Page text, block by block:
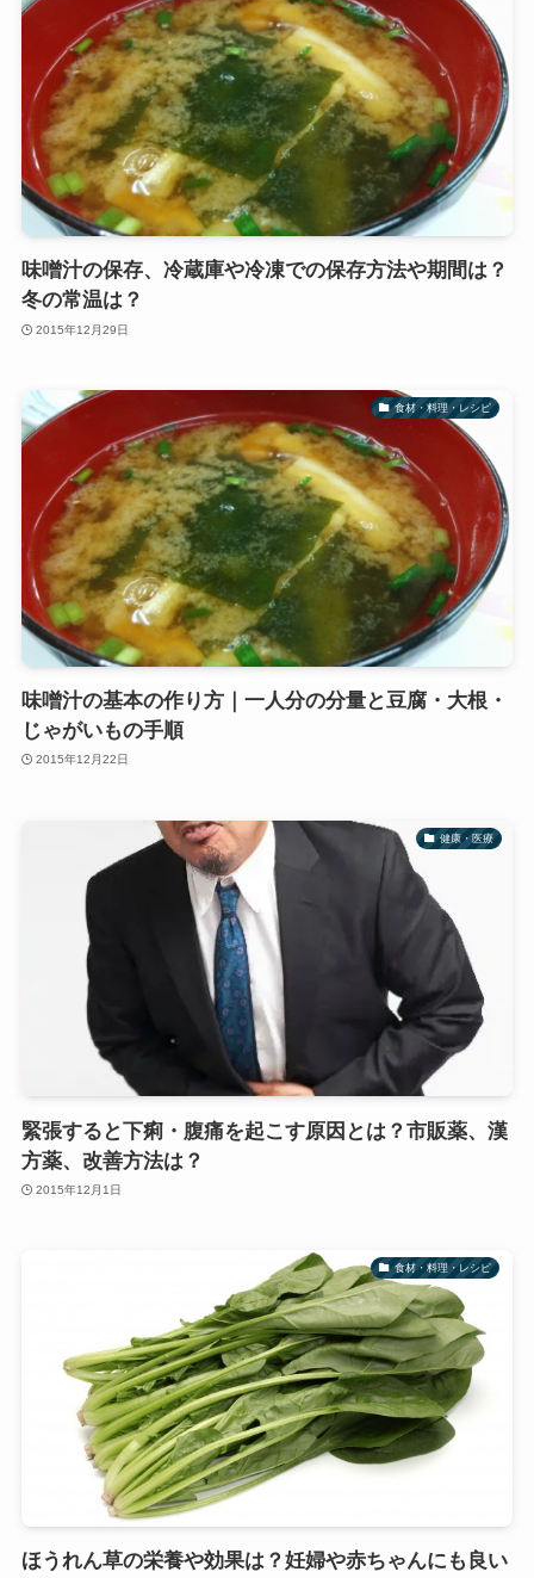
味噌汁の保存、冷蔵庫や冷凍での保存方法や期間は？
冬の常温は？
2015年12月29日
食材・料理・レシピ
味噌汁の基本の作り方｜一人分の分量と豆腐・大根・
じゃがいもの手順
2015年12月22日
健康・医療
緊張すると下痢・腹痛を起こす原因とは？市販薬、漢
方薬、改善方法は？
2015年12月1日
食材・料理・レシピ
ほうれん草の栄養や効果は？妊婦や赤ちゃんにも良い